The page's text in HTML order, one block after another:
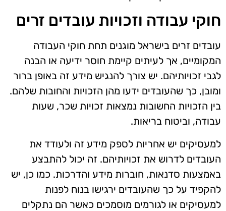
חוקי עבודה וזכויות עובדים זרים
עובדים זרים בישראל מוגנים תחת חוקי העבודה
המקומיים, אך לעיתים קיימת חוסר ידיעה או הבנה
לגבי זכויותיהם. יש צורך להנגיש מידע זה באופן ברור
ומובן, כך שהעובדים ידעו מהן הזכויות והחובות שלהם.
בין הזכויות החשובות נמצאות זכויות שכר, שעות
עבודה, וביטוח בריאות.
למעסיקים יש אחריות לספק מידע זה ולעודד את
העובדים לדרוש את זכויותיהם. זה יכול להתבצע
באמצעות סדנאות, חוברות מידע והדרכות. כמו כן, יש
להקפיד על כך שהעובדים ירגישו בנוח לפנות
למעסיקים או לגורמים מוסמכים כאשר הם נתקלים